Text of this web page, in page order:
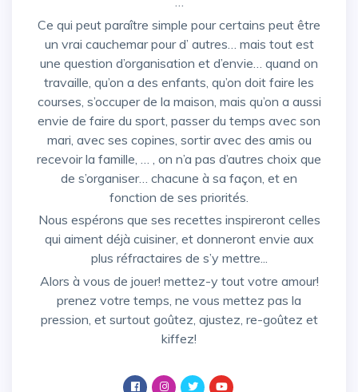
Ce qui peut paraître simple pour certains peut être
un vrai cauchemar pour d’ autres… mais tout est
une question d’organisation et d’envie… quand on
travaille, qu’on a des enfants, qu’on doit faire les
courses, s’occuper de la maison, mais qu’on a aussi
envie de faire du sport, passer du temps avec son
mari, avec ses copines, sortir avec des amis ou
recevoir la famille, … , on n’a pas d’autres choix que
de s’organiser… chacune à sa façon, et en
fonction de ses priorités.
Nous espérons que ses recettes inspireront celles
qui aiment déjà cuisiner, et donneront envie aux
plus réfractaires de s’y mettre...
Alors à vous de jouer! mettez-y tout votre amour!
prenez votre temps, ne vous mettez pas la
pression, et surtout goûtez, ajustez, re-goûtez et
kiffez!